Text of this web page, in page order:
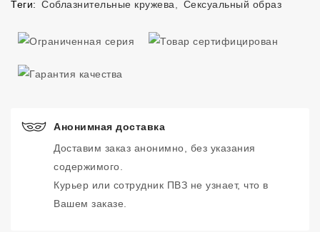
Теги: Соблазнительные кружева Сексуальный образ
Анонимная доставка
Доставим заказ анонимно, без указания
содержимого.
Курьер или сотрудник ПВЗ не узнает, что в
Вашем заказе.